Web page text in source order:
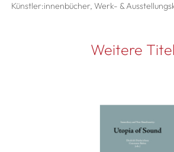
Künstler:innenbücher, Werk- &
Weitere Titel